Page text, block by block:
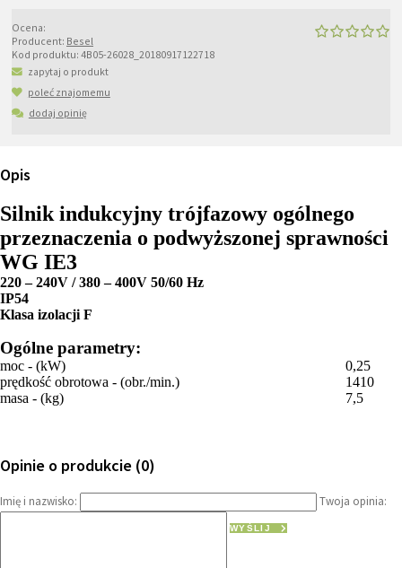
Ocena:
Producent: Besel
Kod produktu: 4B05-26028_20180917122718
zapytaj o produkt
poleć znajomemu
dodaj opinię
Opis
Silnik indukcyjny trójfazowy ogólnego
przeznaczenia o podwyższonej sprawności
WG IE3
220 – 240V / 380 – 400V 50/60 Hz
IP54
Klasa izolacji F
Ogólne parametry:
moc - (kW)
0,25
prędkość obrotowa - (obr./min.)
1410
masa - (kg)
7,5
Opinie o produkcie (0)
Imię i nazwisko: Twoja opinia:
WYŚLIJ